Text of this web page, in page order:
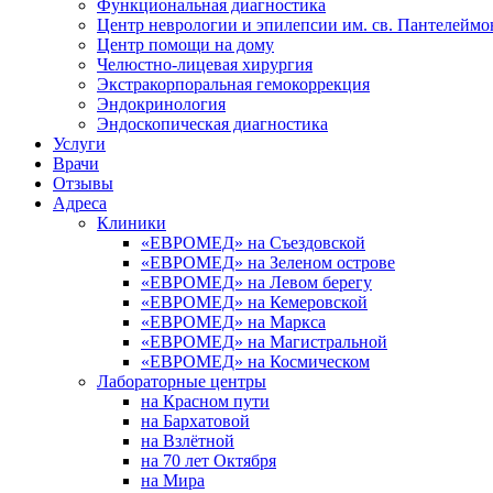
Функциональная диагностика
Центр неврологии и эпилепсии им. св.
Центр помощи на дому
Челюстно-лицевая хирургия
Экстракорпоральная гемокоррекция
Эндокринология
Эндоскопическая диагностика
Услуги
Врачи
Отзывы
Адреса
Клиники
«ЕВРОМЕД» на Съездовской
«ЕВРОМЕД» на Зеленом острове
«ЕВРОМЕД» на Левом берегу
«ЕВРОМЕД» на Кемеровской
«ЕВРОМЕД» на Маркса
«ЕВРОМЕД» на Магистральной
«ЕВРОМЕД» на Космическом
Лабораторные центры
на Красном пути
на Бархатовой
на Взлётной
на 70 лет Октября
на Мира